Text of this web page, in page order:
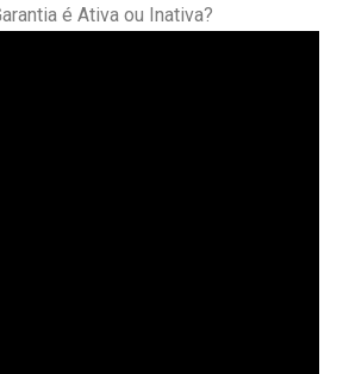
é Ativa ou Inativa?